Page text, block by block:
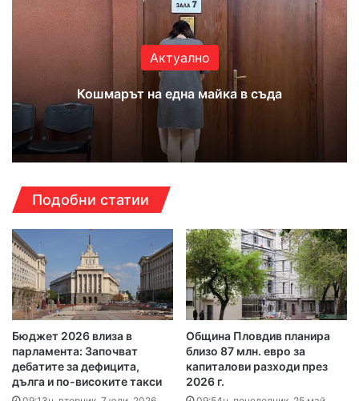
Актуално
Кошмарът на една майка в съда
Подобни статии
Бюджет 2026 влиза в
парламента: Започват
дебатите за дефицита,
дълга и по-високите такси
Община Пловдив планира
близо 87 млн. евро за
капиталови разходи през
2026 г.